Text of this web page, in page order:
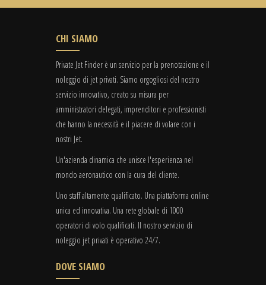
CHI SIAMO
Private Jet Finder è un servizio per la prenotazione e il
noleggio di jet privati. Siamo orgogliosi del nostro
servizio innovativo, creato su misura per
amministratori delegati, imprenditori e professionisti
che hanno la necessità e il piacere di volare con i
nostri Jet.
Un'azienda dinamica che unisce l'esperienza nel
mondo aeronautico con la cura del cliente.
Uno staff altamente qualificato. Una piattaforma online
unica ed innovativa. Una rete globale di 1000
operatori di volo qualificati. Il nostro servizio di
noleggio jet privati è operativo 24/7.
DOVE SIAMO